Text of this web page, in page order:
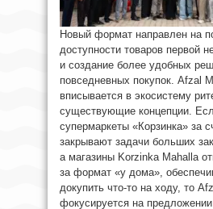
Новый формат направлен на
доступности товаров первой
и создание более удобных
повседневных покупок. Afzal
вписывается в экосистему
существующие концепции.
супермаркеты «Корзинка» за
закрывают задачи больших
а магазины Korzinka Mahalla
за формат «у дома»,
докупить что-то на ходу, то
фокусируется на